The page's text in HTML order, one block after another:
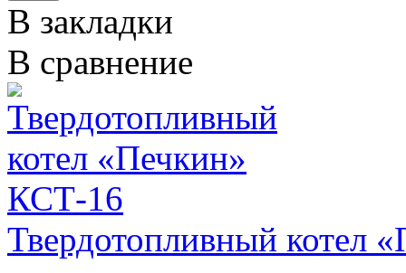
В закладки
В сравнение
Твердотопливный котел